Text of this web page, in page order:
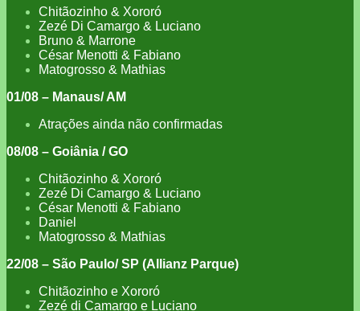
Chitãozinho & Xororó
Zezé Di Camargo & Luciano
Bruno & Marrone
César Menotti & Fabiano
Matogrosso & Mathias
01/08 – Manaus/ AM
Atrações ainda não confirmadas
08/08 – Goiânia / GO
Chitãozinho & Xororó
Zezé Di Camargo & Luciano
César Menotti & Fabiano
Daniel
Matogrosso & Mathias
22/08 – São Paulo/ SP (Allianz Parque)
Chitãozinho e Xororó
Zezé di Camargo e Luciano